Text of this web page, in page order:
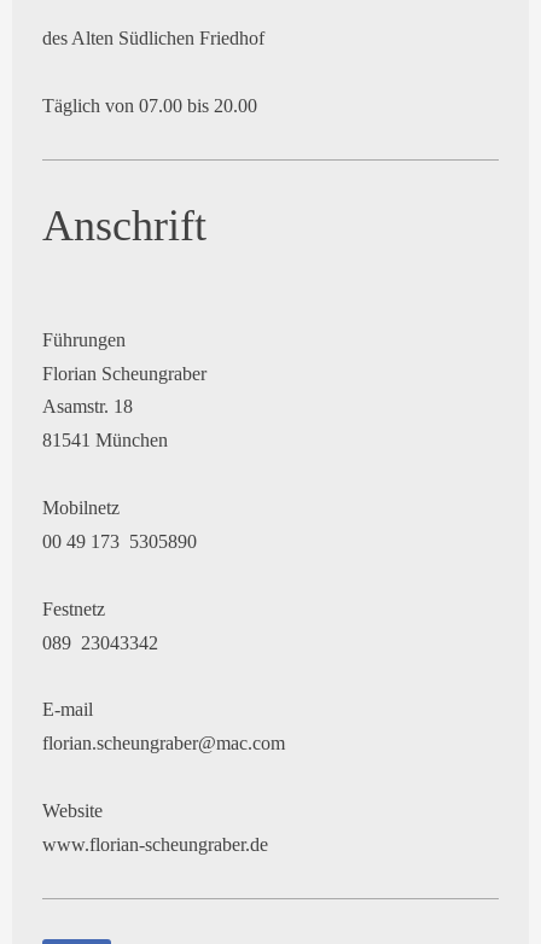
des Alten Südlichen Friedhof
Täglich von 07.00 bis 20.00
Anschrift
Führungen
Florian Scheungraber
Asamstr. 18
81541 München
Mobilnetz
00 49 173 5305890
Festnetz
089 23043342
E-mail
florian.scheungraber@mac.com
Website
www.florian-scheungraber.de